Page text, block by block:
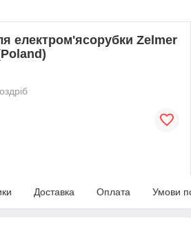
електром'ясорубки Zelmer
Доставка Оплата Умови